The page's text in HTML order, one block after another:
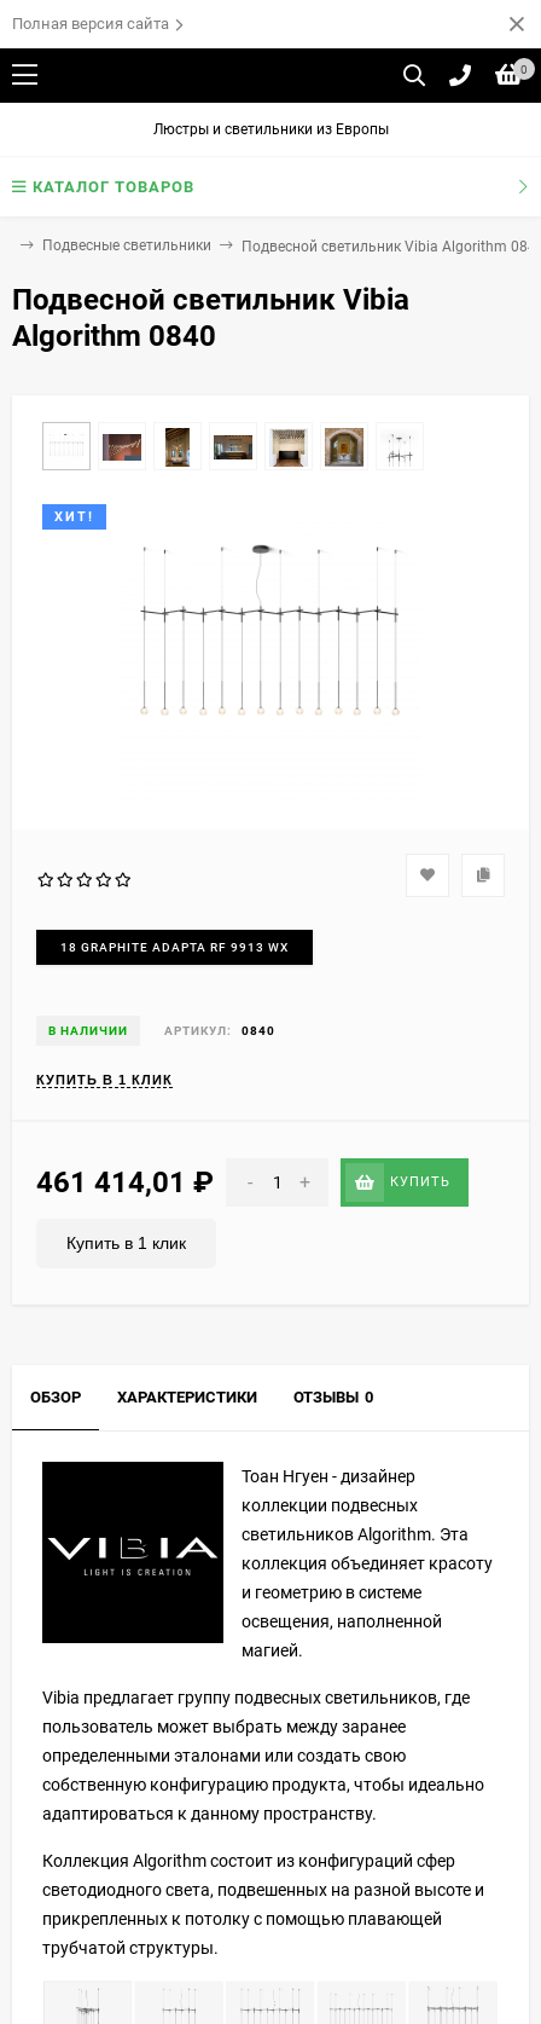
Полная версия сайта
0
Люстры и светильники из Европы
КАТАЛОГ ТОВАРОВ
Подвесные светильники Подвесной светильник Vibia Algorithm
Подвесной светильник Vibia
Algorithm 0840
ХИТ!
18 GRAPHITE ADAPTA RF 9913 WX
В НАЛИЧИИ АРТИКУЛ: 0840
КУПИТЬ В 1 КЛИК
461 414,01 ₽ - + КУПИТЬ
Купить в 1 клик
ОБЗОР ХАРАКТЕРИСТИКИ ОТЗЫВЫ 0
Тоан Нгуен - дизайнер
коллекции подвесных
светильников Algorithm. Эта
коллекция объединяет красоту
и геометрию в системе
освещения, наполненной
магией.
Vibia предлагает группу подвесных светильников, где
пользователь может выбрать между заранее
определенными эталонами или создать свою
собственную конфигурацию продукта, чтобы идеально
адаптироваться к данному пространству.
Коллекция Algorithm состоит из конфигураций сфер
светодиодного света, подвешенных на разной высоте и
прикрепленных к потолку с помощью плавающей
трубчатой структуры.